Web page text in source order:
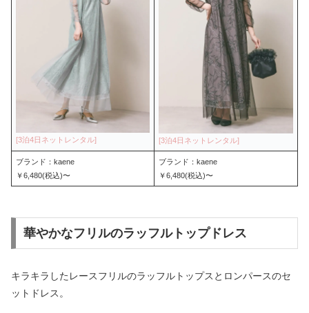
ブランド：kaene
￥6,480(税込)〜
ブランド：kaene
￥6,480(税込)〜
華やかなフリルのラッフルトップドレス
キラキラしたレースフリルのラッフルトップスとロンパースのセ
ットドレス。